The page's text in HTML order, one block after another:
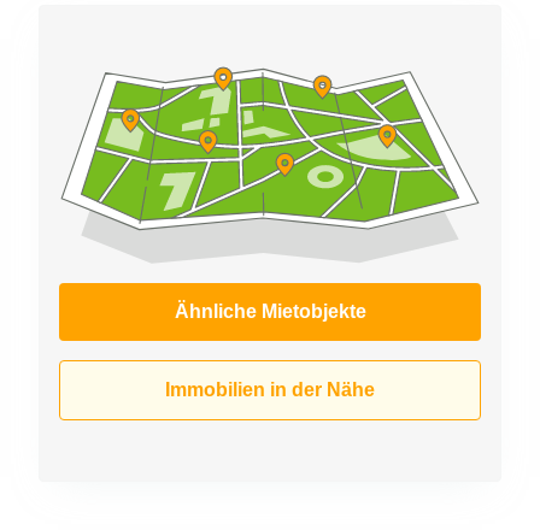
Ähnliche Mietobjekte
Immobilien in der Nähe